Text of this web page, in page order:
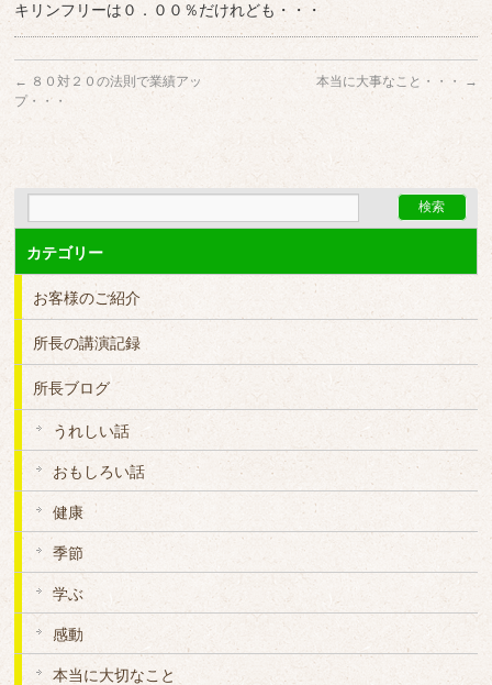
キリンフリーは０．００％だけれども・・・
← ８０対２０の法則で業績アッ
プ・・・
本当に大事なこと・・・ →
カテゴリー
お客様のご紹介
所長の講演記録
所長ブログ
うれしい話
おもしろい話
健康
季節
学ぶ
感動
本当に大切なこと